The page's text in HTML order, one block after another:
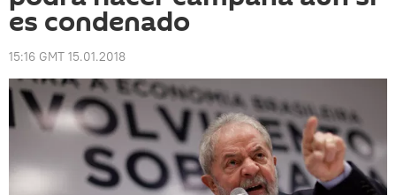
es condenado
15:16 GMT 15.01.2018